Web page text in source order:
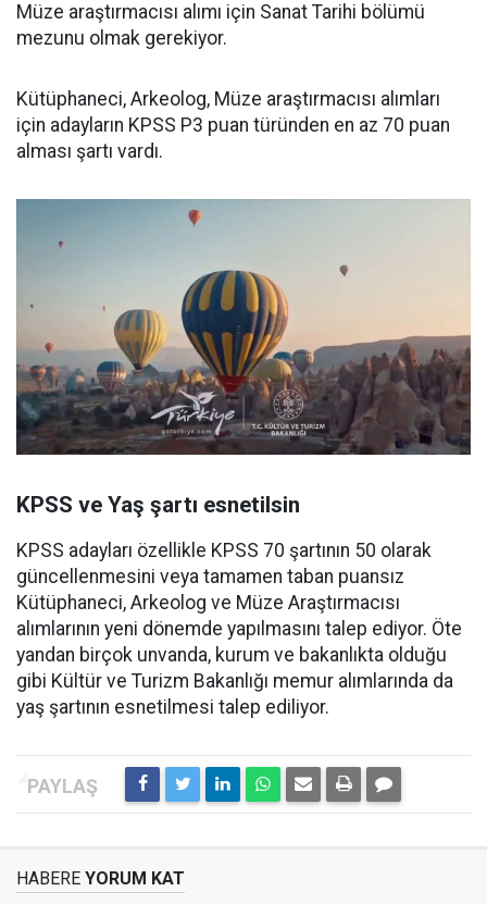
Müze araştırmacısı alımı için Sanat Tarihi bölümü
mezunu olmak gerekiyor.
Kütüphaneci, Arkeolog, Müze araştırmacısı alımları
için adayların KPSS P3 puan türünden en az 70 puan
alması şartı vardı.
KPSS ve Yaş şartı esnetilsin
KPSS adayları özellikle KPSS 70 şartının 50 olarak
güncellenmesini veya tamamen taban puansız
Kütüphaneci, Arkeolog ve Müze Araştırmacısı
alımlarının yeni dönemde yapılmasını talep ediyor. Öte
yandan birçok unvanda, kurum ve bakanlıkta olduğu
gibi Kültür ve Turizm Bakanlığı memur alımlarında da
yaş şartının esnetilmesi talep ediliyor.
HABERE YORUM KAT